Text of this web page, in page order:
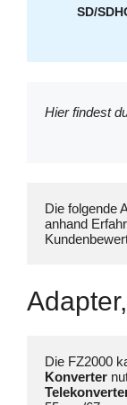
SD/
Hier findest
Die folgende
anhand
Die FZ2000
Konverter